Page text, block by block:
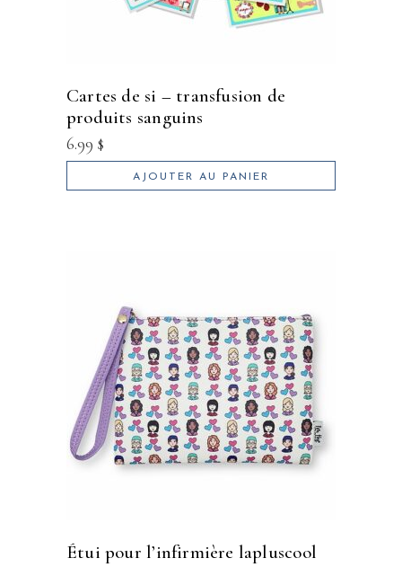
cartes de si – transfusion de
produits sanguins
6.99 $
AJOUTER AU PANIER
étui pour l’infirmière lapluscool